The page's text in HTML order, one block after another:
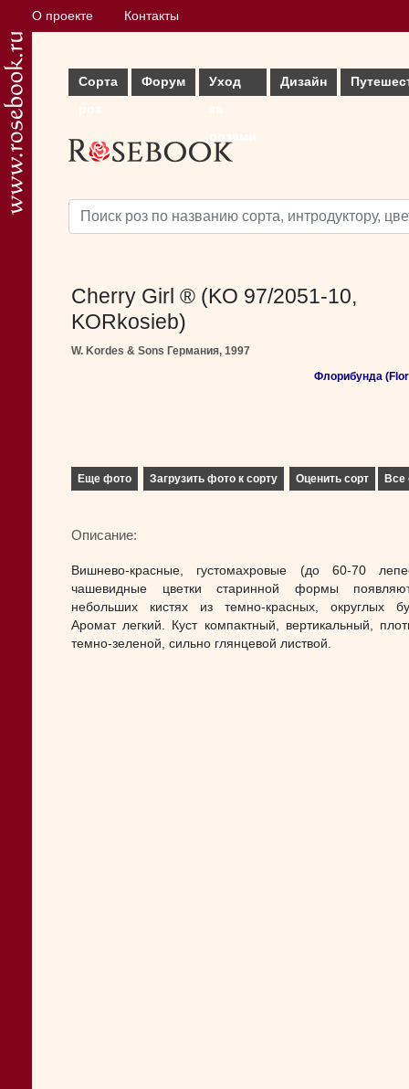
О проекте Контакты
Сорта
Форум
Уход
Дизайн
Cherry Girl ® (KO 97/2051-10,
KORkosieb)
W. Kordes & Sons Германия, 1997
Флорибунда
Еще фото Загрузить фото к сорту Оценить сорт Все
Описание:
Вишнево-красные, густомахровые (до 60-70
чашевидные цветки старинной формы
небольших кистях из темно-красных, округлых
Аромат легкий. Куст компактный, вертикальный,
темно-зеленой, сильно глянцевой листвой.